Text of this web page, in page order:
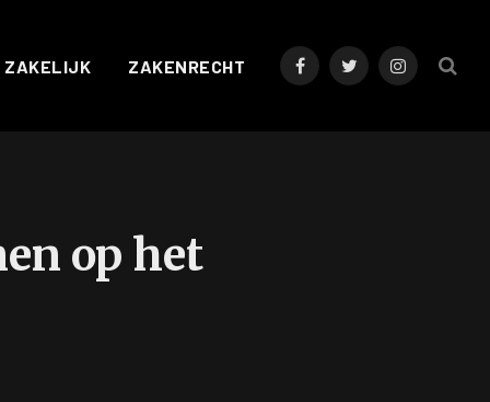
ZAKELIJK ZAKENRECHT FacebookTwitterInstagram
op het